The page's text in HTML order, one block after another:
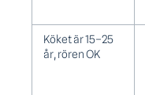
Köket är 15–25
år, rören OK